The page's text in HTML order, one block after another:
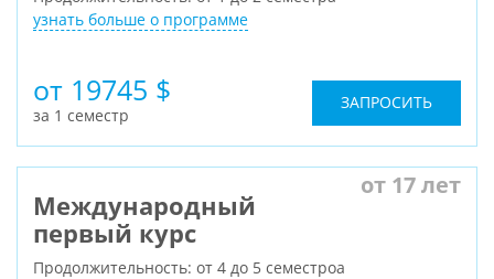
узнать больше о программе
от 19745 $
за 1 семестр
ЗАПРОСИТЬ
Международный
первый курс
от 17 лет
Продолжительность: от 4 до 5 семестроа